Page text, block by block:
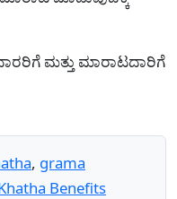
ಮತ್ತು ಮಾರಾಟದಾರಿಗೆ
, grama
Benefits